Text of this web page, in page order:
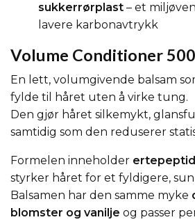
sukkerrørplast – et
lavere karbonavtrykk
Volume Conditioner
En lett, volumgivende balsam
fylde til håret uten å virke tung.
Den gjør håret silkemykt,
samtidig som den reduserer
Formelen inneholder
styrker håret for et fyldigere,
Balsamen har den samme myke
blomster og vanilje og passer